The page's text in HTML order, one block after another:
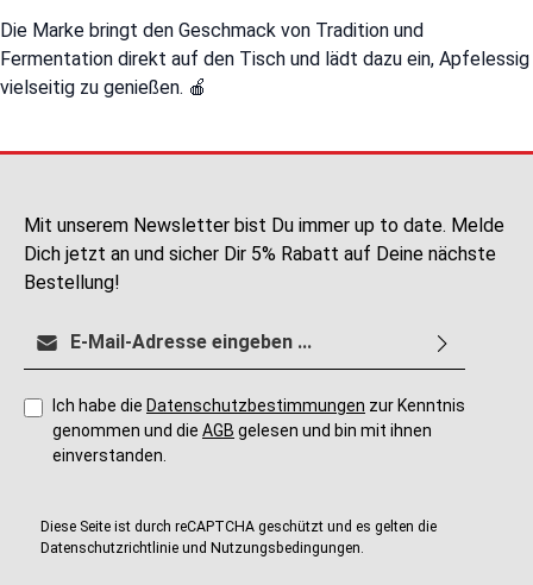
Die Marke bringt den Geschmack von Tradition und
Fermentation direkt auf den Tisch und lädt dazu ein, Apfelessig
vielseitig zu genießen. 🍎
e
e
Mit unserem Newsletter bist Du immer up to date. Melde
Dich jetzt an und sicher Dir 5% Rabatt auf Deine nächste
Bestellung!
E-Mail-Adresse*
Ich habe die Datenschutzbestimmungen zur Kenntnis
genommen und die AGB gelesen und bin mit ihnen
einverstanden.
Diese Seite ist durch reCAPTCHA geschützt und es gelten die
Datenschutzrichtlinie und Nutzungsbedingungen.